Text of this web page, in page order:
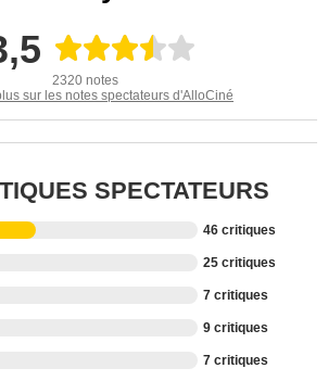
2320 notes
sur les notes spectateurs d'AlloCiné
SPECTATEURS
46 critiques
25 critiques
7 critiques
9 critiques
7 critiques